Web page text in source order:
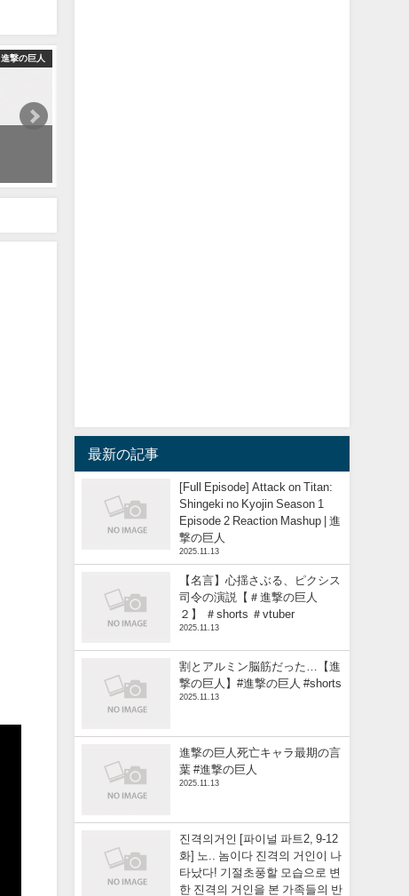
進撃の巨人
最新の記事
[Full Episode] Attack on Titan:
Shingeki no Kyojin Season 1
Episode 2 Reaction Mashup | 進
撃の巨人
2025.11.13
【名言】心揺さぶる、ピクシス
司令の演説【＃進撃の巨人
２】 ＃shorts ＃vtuber
2025.11.13
割とアルミン脳筋だった…【進
撃の巨人】#進撃の巨人 #shorts
2025.11.13
進撃の巨人死亡キャラ最期の言
葉 #進撃の巨人
2025.11.13
진격의거인 [파이널 파트2, 9-12
화] 노.. 놈이다 진격의 거인이 나
타났다! 기절초풍할 모습으로 변
한 진격의 거인을 본 가족들의 반